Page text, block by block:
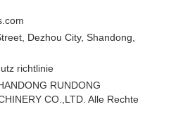
Dezhou City, Shandong,
richtlinie
RUNDONG
CO.,LTD. Alle Rechte